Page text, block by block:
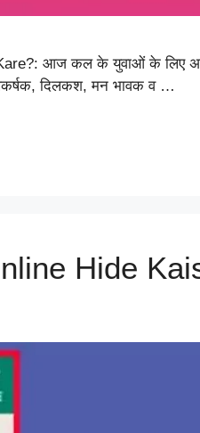
आज कल के युवाओं के लिए
दिलकश, मन भावक व …
Hide